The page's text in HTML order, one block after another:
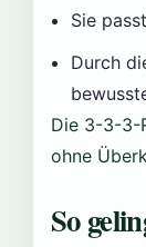
Sie
Durch
Die 3-3-3-
ohne
So